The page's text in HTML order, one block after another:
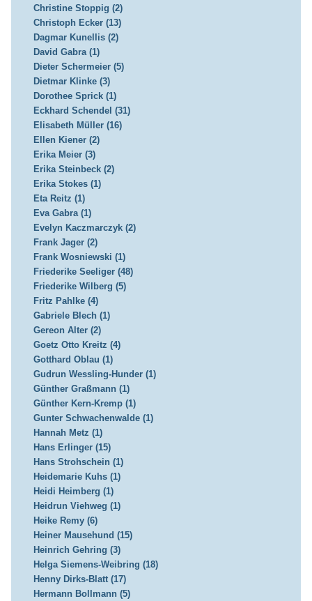
Christine Stoppig (2)
Christoph Ecker (13)
Dagmar Kunellis (2)
David Gabra (1)
Dieter Schermeier (5)
Dietmar Klinke (3)
Dorothee Sprick (1)
Eckhard Schendel (31)
Elisabeth Müller (16)
Ellen Kiener (2)
Erika Meier (3)
Erika Steinbeck (2)
Erika Stokes (1)
Eta Reitz (1)
Eva Gabra (1)
Evelyn Kaczmarczyk (2)
Frank Jager (2)
Frank Wosniewski (1)
Friederike Seeliger (48)
Friederike Wilberg (5)
Fritz Pahlke (4)
Gabriele Blech (1)
Gereon Alter (2)
Goetz Otto Kreitz (4)
Gotthard Oblau (1)
Gudrun Wessling-Hunder (1)
Günther Graßmann (1)
Günther Kern-Kremp (1)
Gunter Schwachenwalde (1)
Hannah Metz (1)
Hans Erlinger (15)
Hans Strohschein (1)
Heidemarie Kuhs (1)
Heidi Heimberg (1)
Heidrun Viehweg (1)
Heike Remy (6)
Heiner Mausehund (15)
Heinrich Gehring (3)
Helga Siemens-Weibring (18)
Henny Dirks-Blatt (17)
Hermann Bollmann (5)